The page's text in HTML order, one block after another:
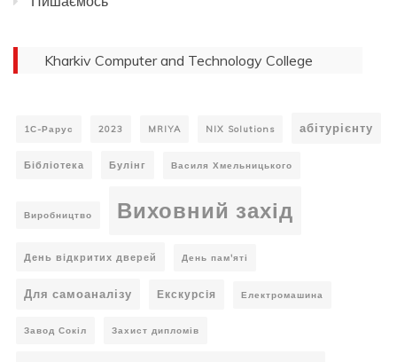
Kharkiv Computer and Technology College
1С-Рарус 2023 MRIYA NIX Solutions абітурієнту
Бібліотека Булінг Василя Хмельницького
Виробництво Виховний захід
День відкритих дверей День пам'яті
Для самоаналізу Екскурсія Електромашина
Завод Сокіл Захист дипломів